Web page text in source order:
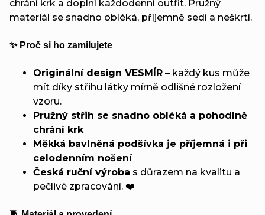
chrání krk a doplní každodenní outfit. Pružný
materiál se snadno obléká, příjemně sedí a neškrtí.
✨ Proč si ho zamilujete
Originální design VESMÍR – každý kus může
mít díky střihu látky mírně odlišné rozložení
vzoru.
Pružný střih se snadno obléká a pohodlně
chrání krk
Měkká bavlněná podšívka je příjemná i při
celodenním nošení
Česká ruční výroba s důrazem na kvalitu a
pečlivé zpracování. ❤️